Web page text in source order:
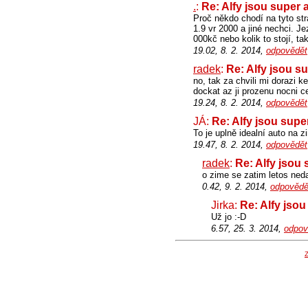
.: Re: Alfy jsou super
Proč někdo chodí na tyto
1.9 vr 2000 a jiné nechci.
000kč nebo kolik to stojí,
19.02, 8. 2. 2014, odpovědět
radek: Re: Alfy jsou
no, tak za chvili mi dorazi
dockat az ji prozenu nocni
19.24, 8. 2. 2014, odpovědět
JÁ: Re: Alfy jsou
To je uplně idealní auto na
19.47, 8. 2. 2014, odpovědět
radek: Re: Alfy jsou
o zime se zatim letos
0.42, 9. 2. 2014,
Jirka: Re: Alfy
Už jo :-D
6.57, 25. 3. 2014,